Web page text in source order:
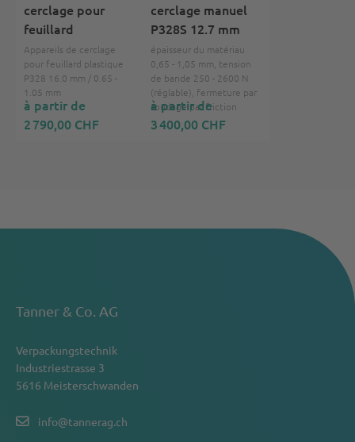
cerclage pour
feuillard
Appareils de cerclage
pour feuillard plastique
P328 16.0 mm / 0.65 -
1.05 mm
à partir de
2 790,00 CHF
cerclage manuel
P328S 12.7 mm
épaisseur du matériau
0,65 - 1,05 mm, tension
de bande 250 - 2600 N
(réglable), fermeture par
soudage par friction
à partir de
3 400,00 CHF
Tanner & Co. AG
Verpackungstechnik
Industriestrasse 3
5616 Meisterschwanden
info@tannerag.ch